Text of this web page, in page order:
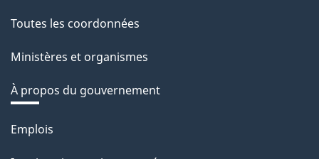
Toutes les coordonnées
Ministères et organismes
À propos du gouvernement
Thèmes
Emplois